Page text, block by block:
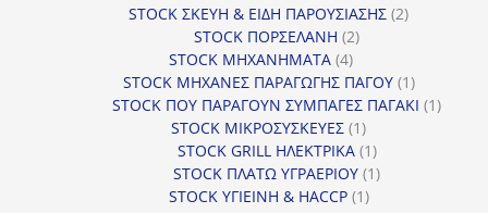
προϊόντα
STOCK ΣΚΕΥΗ & ΕΙΔΗ ΠΑΡΟΥΣΙΑΣΗΣ 22
STOCK ΠΟΡΣΕΛΑΝΗ 22
STOCK ΜΗΧΑΝΗΜΑΤΑ 44
προϊόντα
STOCK ΜΗΧΑΝΕΣ ΠΑΡΑΓΩΓΗΣ ΠΑΓΟΥ 11
προϊόν
STOCK ΠΟΥ ΠΑΡΑΓΟΥΝ ΣΥΜΠΑΓΕΣ ΠΑΓΑΚΙ 11
STOCK ΜΙΚΡΟΣΥΣΚΕΥΕΣ 11
προϊόν
STOCK GRILL ΗΛΕΚΤΡΙΚΑ 11
προϊόν
STOCK ΠΛΑΤΩ ΥΓΡΑΕΡΙΟΥ 11
STOCK ΥΓΙΕΙΝΗ & HACCP 11